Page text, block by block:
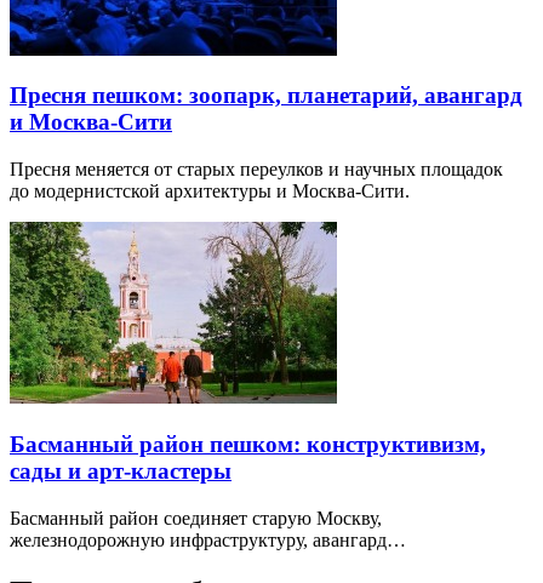
Пресня пешком: зоопарк, планетарий, авангард
и Москва-Сити
Пресня меняется от старых переулков и научных площадок
до модернистской архитектуры и Москва-Сити.
Басманный район пешком: конструктивизм,
сады и арт-кластеры
Басманный район соединяет старую Москву,
железнодорожную инфраструктуру, авангард…